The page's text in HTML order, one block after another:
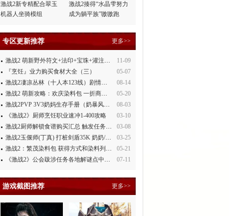
激战2新专精配合翠玉
机器人坐骑模组
激战2揍得“水晶雫努力
成为躺平族”嗷嗷跑
专区更新推荐 更多>>
11-09
激战2 萌新野外符文+法印+宝珠+灌注全讲解
05-07
『烹饪』业力购买食材大全（三）
08-14
激战2凄凉丛林（十人本123线）剧情整理
05-20
激战2 萌新攻略：欢庆染料包 一折商场買
08-03
激战2PVP 3V3奶妈生存手册（奶暴风、奶守护）
03-10
《激战2》厨师烹饪职业速冲1-400攻略
03-08
激战2厨师解锁食谱购买汇总 触发任务攻略
03-25
激战2玉偃师(丁真) 打桩剑盾35K 奶奶/萌新都会玩
05-21
激战2：繁茂染料包 获得方式和染料列表
07-11
《激战2》公会跋涉任务各地解谜点中文攻略
游戏截图推荐 更多>>